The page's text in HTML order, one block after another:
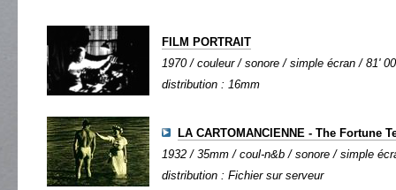
FILM PORTRAIT
1970 / couleur / sonore / simple écran / 81'
distribution : 16mm
LA CARTOMANCIENNE - The Fortune
1932 / 35mm / coul-n&b / sonore / simple
distribution : Fichier sur serveur